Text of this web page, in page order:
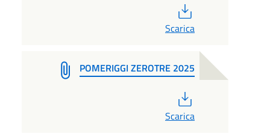
Scarica
POMERIGGI ZEROTRE 2025
Scarica